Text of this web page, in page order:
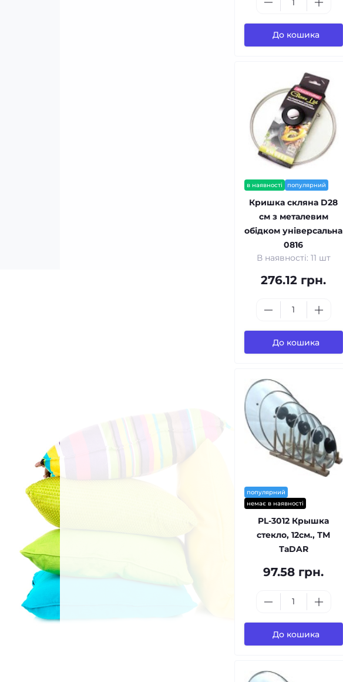
До кошика
в наявності популярний
Кришка скляна D28
см з металевим
обідком універсальна
0816
В наявності: 11 шт
276.12 грн.
До кошика
популярний
немає в наявності
PL-3012 Крышка
стекло, 12см., ТМ
ТаDAR
97.58 грн.
До кошика